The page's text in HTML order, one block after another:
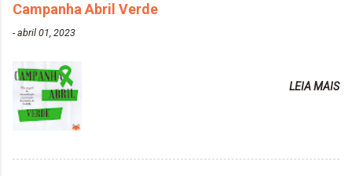
LIBERDADE PARA SER MAIS VOCÊ 10.04 LOURO
Campanha Abril Verde
-abril 01, 2023
LEIA MAIS